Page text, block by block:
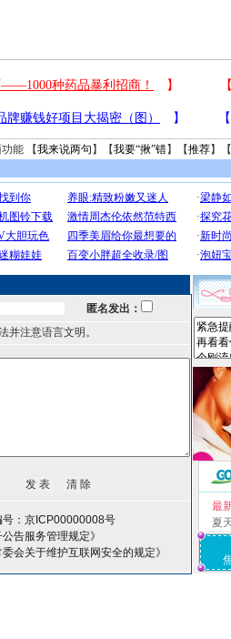
能 【我来说两句 】【我要“揪”错】【推荐】
匿名发出：
并注意语言文明。
：京ICP00000008号
告服务管理规定》
会关于维护互联网安全的规定》
最
夏